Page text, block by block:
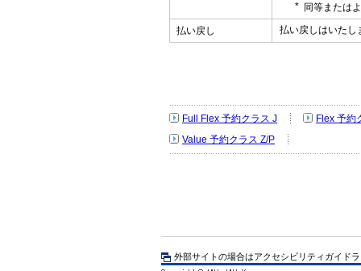
同等または
払い戻し 払い戻しはいたし
Full Flex 予約クラス J
Flex 予約
Value 予約クラス Z/P
外部サイトの場合はアクセシビリティガイド